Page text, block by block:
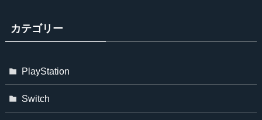
カテゴリー
PlayStation
Switch